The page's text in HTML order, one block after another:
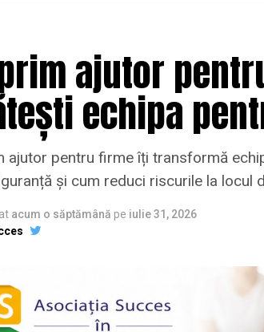
ajutor
echipa
ajutor pentru firme îți transformă
și cum reduci riscurile la locul
acum o săptămână pe iulie 31, 2026